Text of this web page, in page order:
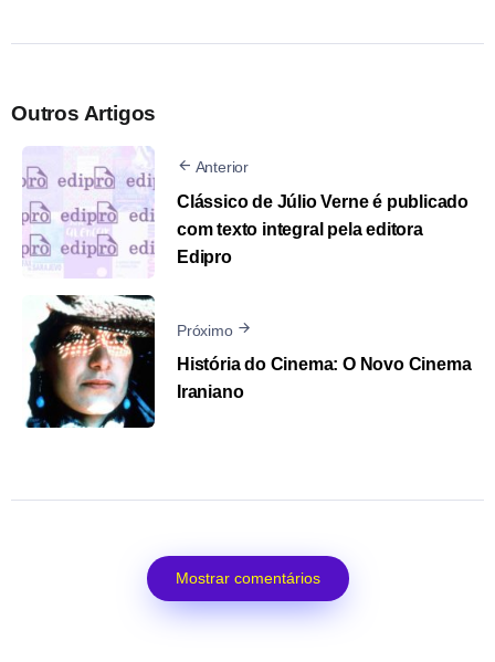
Outros Artigos
Anterior
Clássico de Júlio Verne é publicado
com texto integral pela editora
Edipro
Próximo
História do Cinema: O Novo Cinema
Iraniano
Mostrar comentários